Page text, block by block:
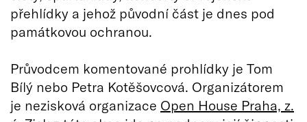
přehlídky a jehož původní část je dnes pod
památkovou ochranou.
Průvodcem komentované prohlídky je Tom
Bílý nebo Petra Kotěšovcová. Organizátorem
je nezisková organizace Open House Praha, z.